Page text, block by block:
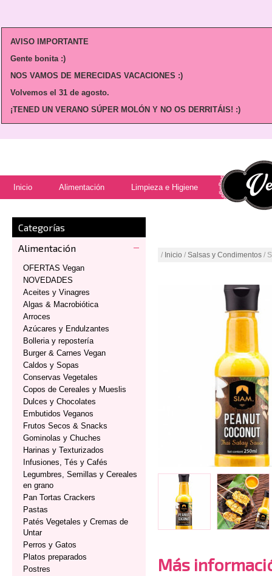
AVISO IMPORTANTE
Gente bonita :)
NOS VAMOS DE MERECIDAS VACACIONES :)
Volvemos el 31 de agosto.
¡TENED UN VERANO SÚPER MOLÓN Y NO OS DERRITÁIS! :)
Inicio Alimentación Limpieza e Higiene
Categorías
Alimentación
OFERTAS Vegan
NOVEDADES
Aceites y Vinagres
Algas & Macrobiótica
Arroces
Azúcares y Endulzantes
Bolleria y repostería
Burger & Carnes Vegan
Caldos y Sopas
Conservas Vegetales
Copos de Cereales y Mueslis
Dulces y Chocolates
Embutidos Veganos
Frutos Secos & Snacks
Gominolas y Chuches
Harinas y Texturizados
Infusiones, Tés y Cafés
Legumbres, Semillas y Cereales
en grano
Pan Tortas Crackers
Pastas
Patés Vegetales y Cremas de
Untar
Perros y Gatos
Platos preparados
Postres
/ Inicio / Salsas y Condimentos /
Más